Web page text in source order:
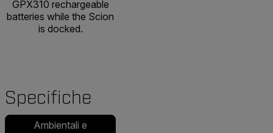
GPX310 rechargeable
batteries while the Scion
is docked.
Specifiche
Ambientali e